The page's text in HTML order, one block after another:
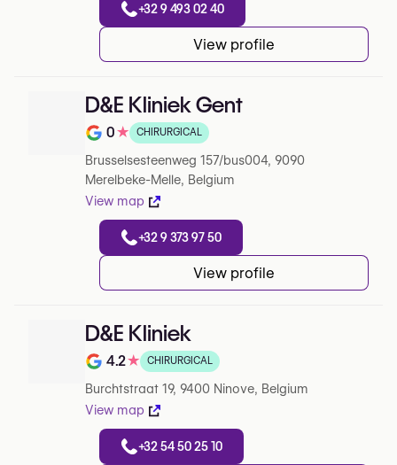
+32 9 493 02 40
View profile
D&E Kliniek Gent
Note de 0 sur 5 sur Google
0★ CHIRURGICAL
Brusselsesteenweg 157/bus004, 9090
Merelbeke-Melle, Belgium
View map
+32 9 373 97 50
View profile
D&E Kliniek
Note de 4.2 sur 5 sur Google
4.2★ CHIRURGICAL
Burchtstraat 19, 9400 Ninove, Belgium
View map
+32 54 50 25 10